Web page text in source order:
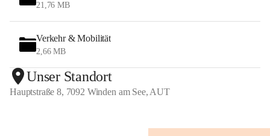
21,76 MB
Verkehr & Mobilität
2,66 MB
Unser Standort
Hauptstraße 8, 7092 Winden am See, AUT